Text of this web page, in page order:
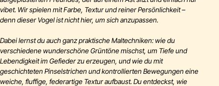
vibet. Wir spielen mit Farbe, Textur und reiner Persönlichkeit –
denn dieser Vogel ist nicht hier, um sich anzupassen.
Dabei lernst du auch ganz praktische Maltechniken: wie du
verschiedene wunderschöne Grüntöne mischst, um Tiefe und
Lebendigkeit im Gefieder zu erzeugen, und wie du mit
geschichteten Pinselstrichen und kontrollierten Bewegungen eine
weiche, fluffige, federartige Textur aufbaust. Du entdeckst, wie